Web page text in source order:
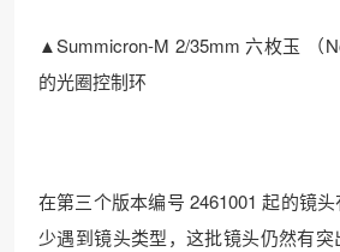
▲Summicron-M 2/35mm 六枚玉 （
的光圈控制环
在第三个版本编号 2461001 起的镜
少遇到镜头类型，这批镜头仍然有